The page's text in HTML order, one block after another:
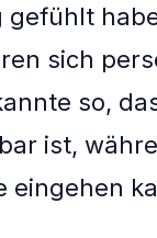
sich
so,
ist,
eingehen